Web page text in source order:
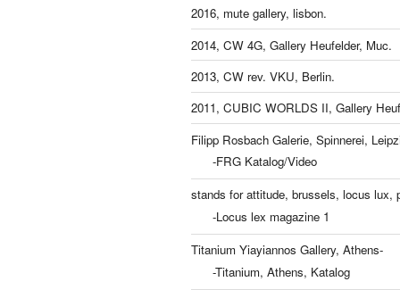
2016, mute gallery, lisbon.
2014, CW 4G, Gallery Heufelder, Muc.
2013, CW rev. VKU, Berlin.
2011, CUBIC WORLDS II, Gallery
Filipp Rosbach Galerie, Spinnerei,
-FRG Katalog/Video
stands for attitude, brussels, locus lux,
-Locus lex magazine 1
Titanium Yiayiannos Gallery, Athens-
-Titanium, Athens, Katalog